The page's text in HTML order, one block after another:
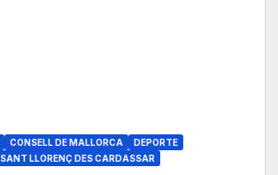
CONSELL DE MALLORCA
DEPORTE
SANT LLORENÇ DES CARDASSAR